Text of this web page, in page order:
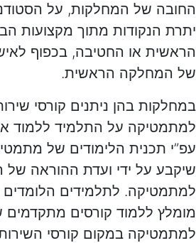
החובה של המחלקות, על
יתרת הנקודות מתוך מקצועות
הראשית או החטיבה, בכפוף
של המחלקה הראשית.
במחלקות בהן ניתנים קורסי
למתמטיקה על התלמיד ללמוד
עפ”י תכנית הלימודים של
שיקבע על ידי ועדת ההוראה
למתמטיקה. לתלמידים
מומלץ ללמוד קורסים
למתמטיקה במקום קורסי